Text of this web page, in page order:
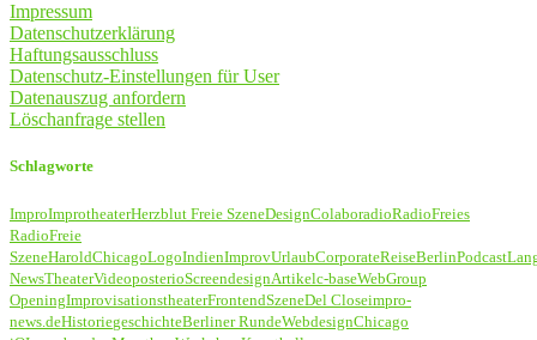
Impressum
Datenschutzerklärung
Haftungsausschluss
Datenschutz-Einstellungen für User
Datenauszug anfordern
Löschanfrage stellen
Schlagworte
ImproImprotheaterHerzblut Freie SzeneDesignColaboradioRadioFreies
RadioFreie
SzeneHaroldChicagoLogoIndienImprovUrlaubCorporateReiseBerlinPodcast
NewsTheaterVideoposterioScreendesignArtikelc-baseWebGroup
OpeningImprovisationstheaterFrontendSzeneDel Closeimpro-
news.deHistoriegeschichteBerliner RundeWebdesignChicago